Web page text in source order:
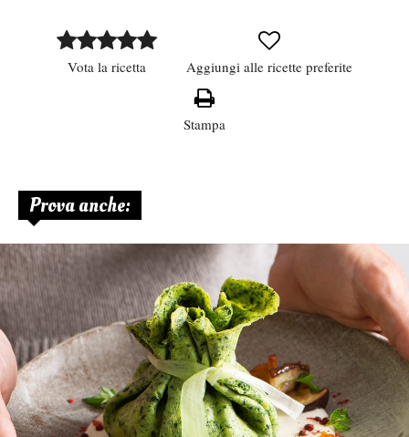
Vota la ricetta Aggiungi alle ricette preferite
Stampa
Prova anche: